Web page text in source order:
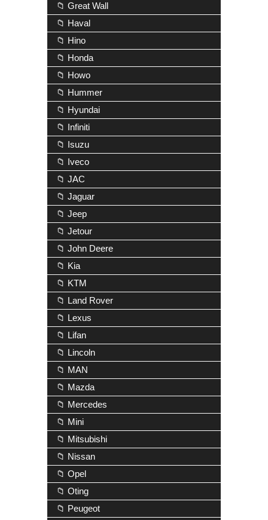
📁 Great Wall
📁 Haval
📁 Hino
📁 Honda
📁 Howo
📁 Hummer
📁 Hyundai
📁 Infiniti
📁 Isuzu
📁 Iveco
📁 JAC
📁 Jaguar
📁 Jeep
📁 Jetour
📁 John Deere
📁 Kia
📁 KTM
📁 Land Rover
📁 Lexus
📁 Lifan
📁 Lincoln
📁 MAN
📁 Mazda
📁 Mercedes
📁 Mini
📁 Mitsubishi
📁 Nissan
📁 Opel
📁 Oting
📁 Peugeot